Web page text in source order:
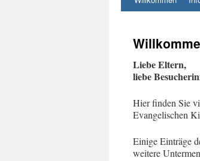
Liebe Eltern,
liebe
Hier finden Sie
Evangelischen
Einige Einträge
weitere